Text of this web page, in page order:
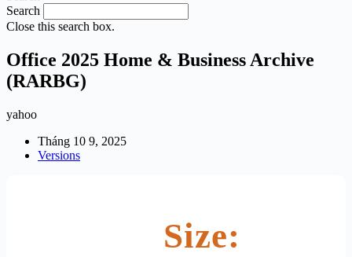
Search
Close this search box.
Office 2025 Home & Business Archive
(RARBG)
yahoo
Tháng 10 9, 2025
Versions
Size: